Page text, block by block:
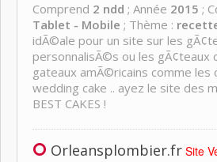
Comprend 2 ndd ; Année 2015 ;
Tablet - Mobile ; Thème :
idÃ©ale pour un site sur les
personnalisÃ©s ou les gÃ¢teaux
gateaux amÃ©ricains comme les
wedding cake .. ayez le site des
BEST CAKES !
Orleansplombier.fr Site